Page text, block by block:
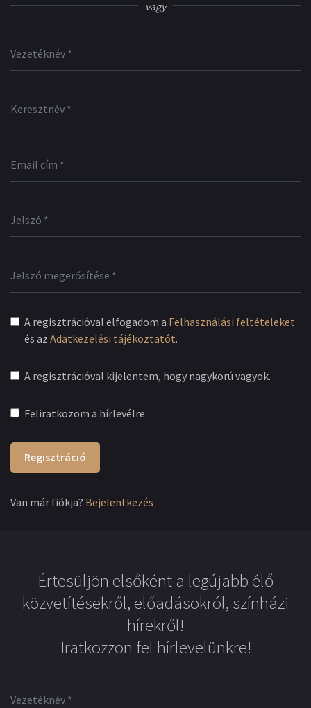
vagy
A regisztrációval elfogadom a Felhasználási feltételeket
és az Adatkezelési tájékoztatót.
A regisztrációval kijelentem, hogy nagykorú vagyok.
Feliratkozom a hírlevélre
Regisztráció
Van már fiókja? Bejelentkezés
Értesüljön elsőként a legújabb élő
közvetítésekről, előadásokról, színházi
hírekről!
Iratkozzon fel hírlevelünkre!